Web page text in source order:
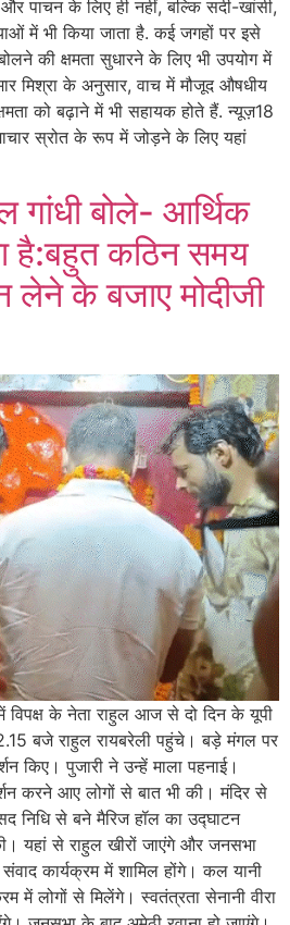
पाचन के लिए ही नहीं, बल्कि सर्दी-खांसी,
में भी किया जाता है. कई जगहों पर इसे
की क्षमता सुधारने के लिए भी उपयोग में
मिश्रा के अनुसार, वाच में मौजूद औषधीय
को बढ़ाने में भी सहायक होते हैं. न्यूज़18
स्रोत के रूप में जोड़ने के लिए यहां
गांधी बोले- आर्थिक
है:बहुत कठिन समय
लेने के बजाए मोदीजी
के नेता राहुल आज से दो दिन के यूपी
बजे राहुल रायबरेली पहुंचे। बड़े मंगल पर
किए। पुजारी ने उन्हें माला पहनाई।
करने आए लोगों से बात भी की। मंदिर से
निधि से बने मैरिज हॉल का उद्घाटन
यहां से राहुल खीरों जाएंगे और जनसभा
कार्यक्रम में शामिल होंगे। कल यानी
में लोगों से मिलेंगे। स्वतंत्रता सेनानी वीरा